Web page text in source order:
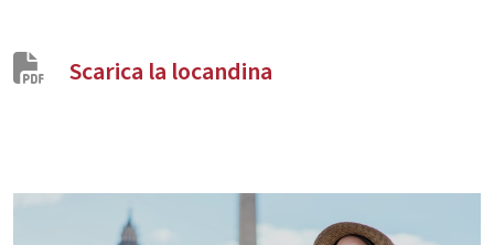
Scarica la locandina